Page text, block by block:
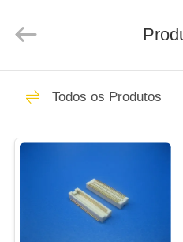
CASA
PRODUTOS
SOBRE
Rights
by
conector
fpc
Todos os Produtos